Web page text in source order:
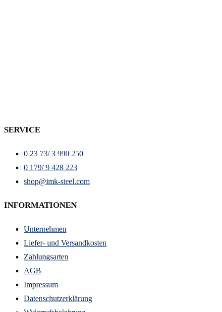
SERVICE
0 23 73/ 3 990 250
0 179/ 9 428 223
shop@imk-steel.com
INFORMATIONEN
Unternehmen
Liefer- und Versandkosten
Zahlungsarten
AGB
Impressum
Datenschutzerklärung